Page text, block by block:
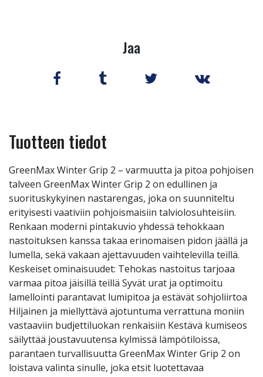
Jaa
Tuotteen tiedot
GreenMax Winter Grip 2 – varmuutta ja pitoa pohjoisen
talveen GreenMax Winter Grip 2 on edullinen ja
suorituskykyinen nastarengas, joka on suunniteltu
erityisesti vaativiin pohjoismaisiin talviolosuhteisiin.
Renkaan moderni pintakuvio yhdessä tehokkaan
nastoituksen kanssa takaa erinomaisen pidon jäällä ja
lumella, sekä vakaan ajettavuuden vaihtelevilla teillä.
Keskeiset ominaisuudet: Tehokas nastoitus tarjoaa
varmaa pitoa jäisillä teillä Syvät urat ja optimoitu
lamellointi parantavat lumipitoa ja estävät sohjoliirtoa
Hiljainen ja miellyttävä ajotuntuma verrattuna moniin
vastaaviin budjettiluokan renkaisiin Kestävä kumiseos
säilyttää joustavuutensa kylmissä lämpötiloissa,
parantaen turvallisuutta GreenMax Winter Grip 2 on
loistava valinta sinulle, joka etsit luotettavaa